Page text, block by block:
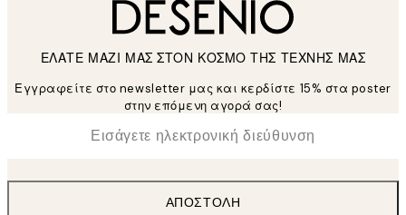
ΕΛΑΤΕ ΜΑΖΙ ΜΑΣ ΣΤΟΝ ΚΟΣΜΟ ΤΗΣ ΤΕΧΝΗΣ ΜΑΣ
Εγγραφείτε στο newsletter μας και κερδίστε 15% στα poster
στην επόμενη αγορά σας!
Ηλεκτρονική Διεύθυνση
ΑΠΟΣΤΟΛΉ